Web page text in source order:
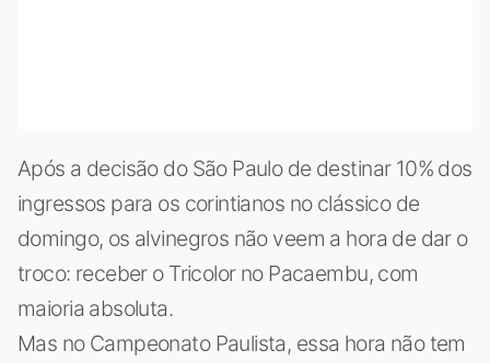
Após a decisão do São Paulo de destinar 10% dos
ingressos para os corintianos no clássico de
domingo, os alvinegros não veem a hora de dar o
troco: receber o Tricolor no Pacaembu, com
maioria absoluta.
Mas no Campeonato Paulista, essa hora não tem